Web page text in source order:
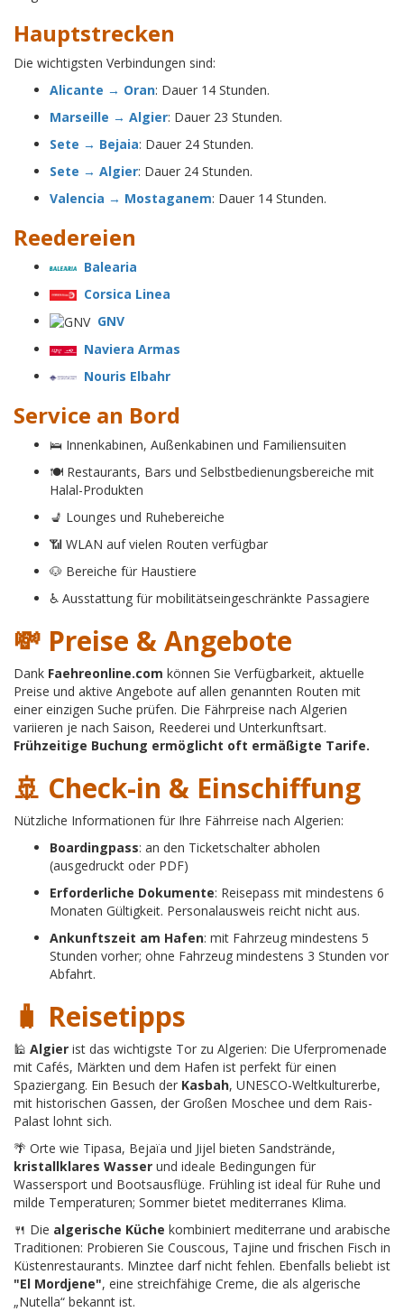
Hauptstrecken
Die wichtigsten Verbindungen sind:
Alicante → Oran: Dauer 14 Stunden.
Marseille → Algier: Dauer 23 Stunden.
Sete → Bejaia: Dauer 24 Stunden.
Sete → Algier: Dauer 24 Stunden.
Valencia → Mostaganem: Dauer 14 Stunden.
Reedereien
Balearia
Corsica Linea
GNV
Naviera Armas
Nouris Elbahr
Service an Bord
🛌 Innenkabinen, Außenkabinen und Familiensuiten
🍽 Restaurants, Bars und Selbstbedienungsbereiche mit
Halal-Produkten
💺 Lounges und Ruhebereiche
📶 WLAN auf vielen Routen verfügbar
🐶 Bereiche für Haustiere
♿ Ausstattung für mobilitätseingeschränkte Passagiere
💸 Preise & Angebote
Dank Faehreonline.com können Sie Verfügbarkeit, aktuelle
Preise und aktive Angebote auf allen genannten Routen mit
einer einzigen Suche prüfen. Die Fährpreise nach Algerien
variieren je nach Saison, Reederei und Unterkunftsart.
Frühzeitige Buchung ermöglicht oft ermäßigte Tarife.
🚢 Check-in & Einschiffung
Nützliche Informationen für Ihre Fährreise nach Algerien:
Boardingpass: an den Ticketschalter abholen
(ausgedruckt oder PDF)
Erforderliche Dokumente: Reisepass mit mindestens 6
Monaten Gültigkeit. Personalausweis reicht nicht aus.
Ankunftszeit am Hafen: mit Fahrzeug mindestens 5
Stunden vorher; ohne Fahrzeug mindestens 3 Stunden vor
Abfahrt.
🧳 Reisetipps
🕌 Algier ist das wichtigste Tor zu Algerien: Die Uferpromenade
mit Cafés, Märkten und dem Hafen ist perfekt für einen
Spaziergang. Ein Besuch der Kasbah, UNESCO-Weltkulturerbe,
mit historischen Gassen, der Großen Moschee und dem Rais-
Palast lohnt sich.
🌴 Orte wie Tipasa, Bejaïa und Jijel bieten Sandstrände,
kristallklares Wasser und ideale Bedingungen für
Wassersport und Bootsausflüge. Frühling ist ideal für Ruhe und
milde Temperaturen; Sommer bietet mediterranes Klima.
🍴 Die algerische Küche kombiniert mediterrane und arabische
Traditionen: Probieren Sie Couscous, Tajine und frischen Fisch in
Küstenrestaurants. Minztee darf nicht fehlen. Ebenfalls beliebt ist
"El Mordjene", eine streichfähige Creme, die als algerische
„Nutella“ bekannt ist.